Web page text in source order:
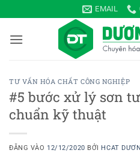
qua
nội
EMAIL
TƯ VẤN HÓA CHẤT CÔNG NGHIỆP
#5 bước xử lý sơn
chuẩn kỹ thuật
ĐĂNG VÀO 12/12/2020 BỞI HCAT